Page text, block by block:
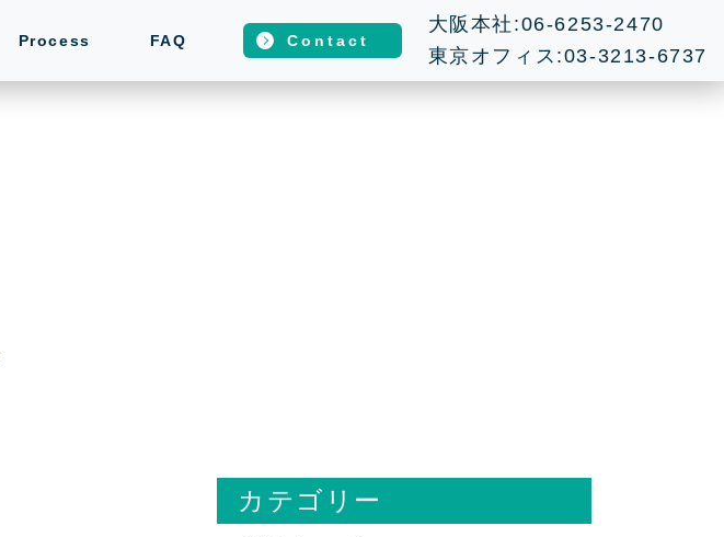
Process FAQ Contact
大阪本社:06-6253-2470
東京オフィス:03-3213-6737
カテゴリー